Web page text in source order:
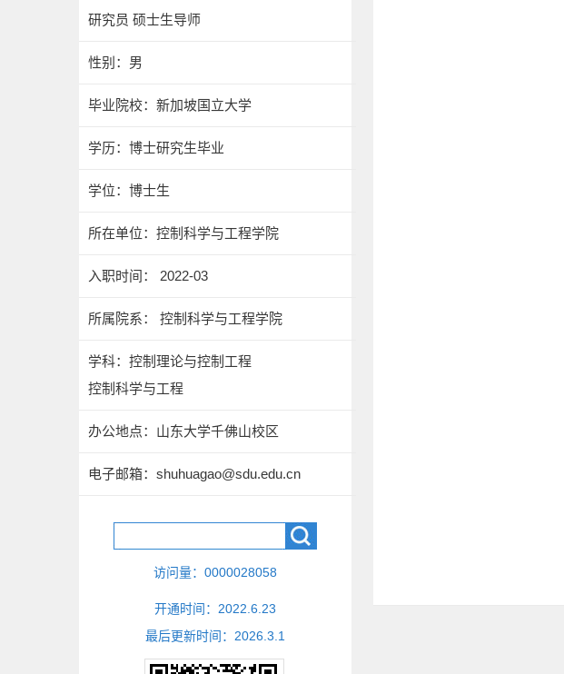
研究员 硕士生导师
性别：男
毕业院校：新加坡国立大学
学历：博士研究生毕业
学位：博士生
所在单位：控制科学与工程学院
入职时间： 2022-03
所属院系： 控制科学与工程学院
学科：控制理论与控制工程
控制科学与工程
办公地点：山东大学千佛山校区
电子邮箱： shuhuagao@sdu.edu.cn
访问量： 0000028058
开通时间： 2022 6 23
最后更新时间： 2026 3 1